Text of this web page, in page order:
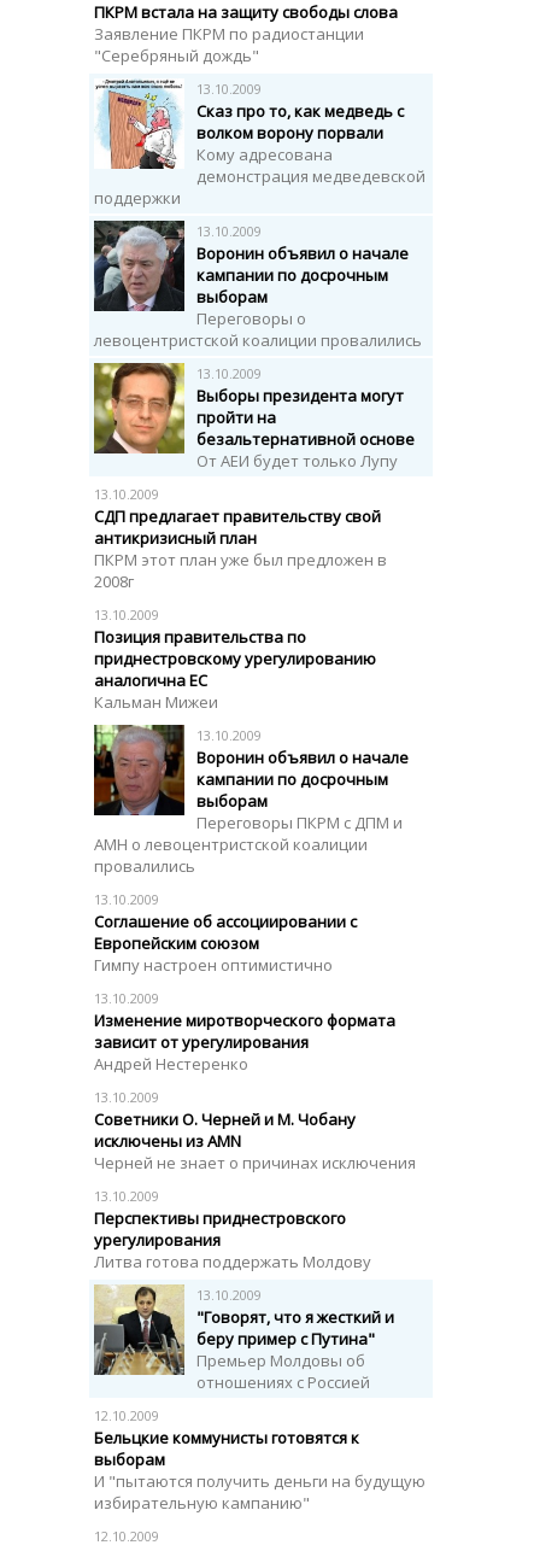
ПКРМ встала на защиту свободы слова
Заявление ПКРМ по радиостанции
"Серебряный дождь"
13.10.2009
Сказ про то, как медведь с
волком ворону порвали
Кому адресована
демонстрация медведевской
поддержки
13.10.2009
Воронин объявил о начале
кампании по досрочным
выборам
Переговоры о
левоцентристской коалиции провалились
13.10.2009
Выборы президента могут
пройти на
безальтернативной основе
От АЕИ будет только Лупу
13.10.2009
СДП предлагает правительству свой
антикризисный план
ПКРМ этот план уже был предложен в
2008г
13.10.2009
Позиция правительства по
приднестровскому урегулированию
аналогична ЕС
Кальман Мижеи
13.10.2009
Воронин объявил о начале
кампании по досрочным
выборам
Переговоры ПКРМ с ДПМ и
АМН о левоцентристской коалиции
провалились
13.10.2009
Соглашение об ассоциировании с
Европейским союзом
Гимпу настроен оптимистично
13.10.2009
Изменение миротворческого формата
зависит от урегулирования
Андрей Нестеренко
13.10.2009
Советники О. Черней и М. Чобану
исключены из АMN
Черней не знает о причинах исключения
13.10.2009
Перспективы приднестровского
урегулирования
Литва готова поддержать Молдову
13.10.2009
"Говорят, что я жесткий и
беру пример с Путина"
Премьер Молдовы об
отношениях с Россией
12.10.2009
Бельцкие коммунисты готовятся к
выборам
И "пытаются получить деньги на будущую
избирательную кампанию"
12.10.2009